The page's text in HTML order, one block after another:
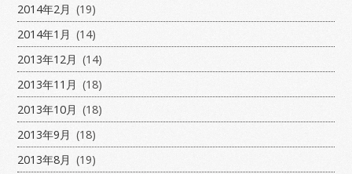
2014年2月 (19)
2014年1月 (14)
2013年12月 (14)
2013年11月 (18)
2013年10月 (18)
2013年9月 (18)
2013年8月 (19)